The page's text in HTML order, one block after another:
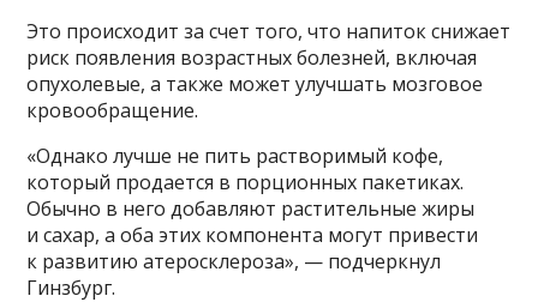
Это происходит за счет того, что напиток снижает
риск появления возрастных болезней, включая
опухолевые, а также может улучшать мозговое
кровообращение.
«Однако лучше не пить растворимый кофе,
который продается в порционных пакетиках.
Обычно в него добавляют растительные жиры
и сахар, а оба этих компонента могут привести
к развитию атеросклероза», — подчеркнул
Гинзбург.